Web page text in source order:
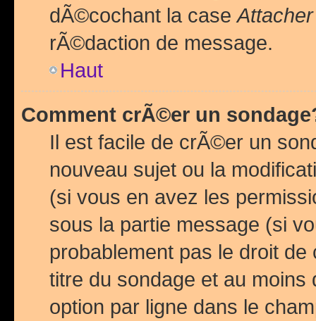
dÃ©cochant la case
rÃ©daction de message.
Haut
Comment crÃ©er un
Il est facile de crÃ©er un
nouveau sujet ou la
(si vous en avez les
sous la partie message (si
probablement pas le droit
titre du sondage et au
option par ligne dans le